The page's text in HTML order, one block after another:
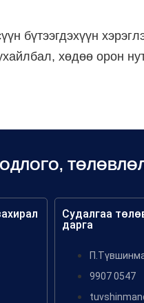
бүтээгдэхүүн
хөдөө орон
Судалгаа
дарга
9907 0547